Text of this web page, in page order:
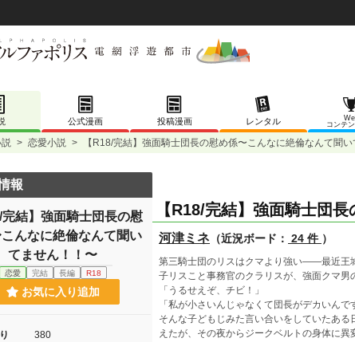
公式漫画 投稿漫画 レンタル
コンテ
> 恋愛小説 > 【R18/完結】強面騎士団長の慰め係〜こんなに絶倫なんて聞
【R18/完結】強面騎士団
河津ミネ （近況ボード： 24 件 ）
第三騎士団のリスはクマより強い――最近王
子リスこと事務官のクラリスが、強面クマ男
「うるせえぞ、チビ！」
「私が小さいんじゃなくて団長がデカいん
そんな子どもじみた言い合いをしていたあ
えたが、その夜からジークベルトの身体に
報
完結】強面騎士団長の慰
んなに絶倫なんて聞い
てません！！〜
恋愛 完結 長編 R18
お気に入り追加
380